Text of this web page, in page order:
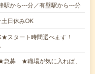
駅から---分／有壁駅から---分
日休みOK
スタート時間選べます！
募 ★職場が気に入れば、